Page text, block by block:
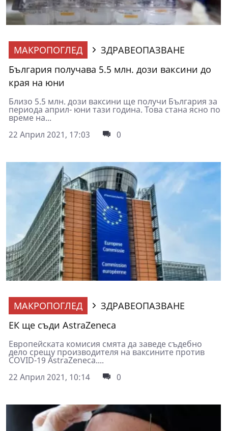
МАКРОПОГЛЕД
ЗДРАВЕОПАЗВАНЕ
България получава 5.5 млн. дози ваксини до
края на юни
Близо 5.5 млн. дози ваксини ще получи България за
периода април- юни тази година. Това стана ясно по
време на...
22 Април 2021, 17:03
0
МАКРОПОГЛЕД
ЗДРАВЕОПАЗВАНЕ
ЕК ще съди AstraZeneca
Европейската комисия смята да заведе съдебно
дело срещу производителя на ваксините против
COVID-19 AstraZeneca....
22 Април 2021, 10:14
0